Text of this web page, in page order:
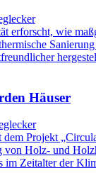
erforscht, wie
Häuser
Projekt
von Holz- und
im Zeitalter der